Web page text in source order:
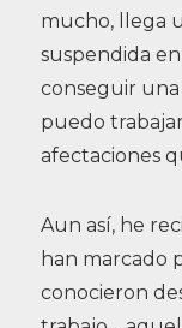
mucho, llega
suspendida
conseguir una
puedo
afectaciones
Aun así, he
han marcado
conocieron